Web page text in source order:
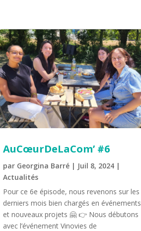
AuCœurDeLaCom’ #6
par Georgina Barré| Juil 8, 2024|
Actualités
Pour ce 6e épisode, nous revenons sur les
derniers mois bien chargés en événements
et nouveaux projets 🤗 👉 Nous débutons
avec l’événement Vinovies de